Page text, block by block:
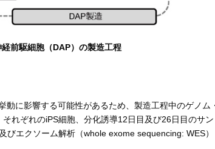
前駆細胞（DAP）の製造工程
に影響する可能性があるため、製造工程中のゲノム
れぞれのiPS細胞、分化誘導12日目及び26日目のサン
エクソーム解析（whole exome sequencing: WES）